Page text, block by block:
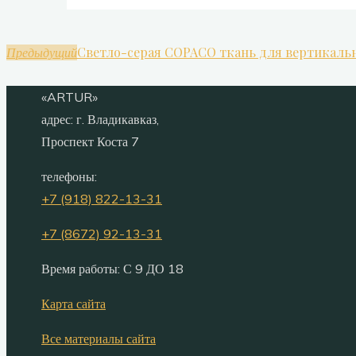
ПредыдущийСветло-серая COPACO ткань для
«ARTUR»
адрес: г. Владикавказ,
Проспект Коста 7
телефоны:
+7 (918) 822-13-31
+7 (8672) 92-13-31
Время работы: С 9 ДО 18
Карта сайта
Все материалы сайта